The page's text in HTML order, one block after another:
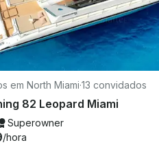
em North Miami·13 convidados
82 Leopard Miami
Superowner
/hora